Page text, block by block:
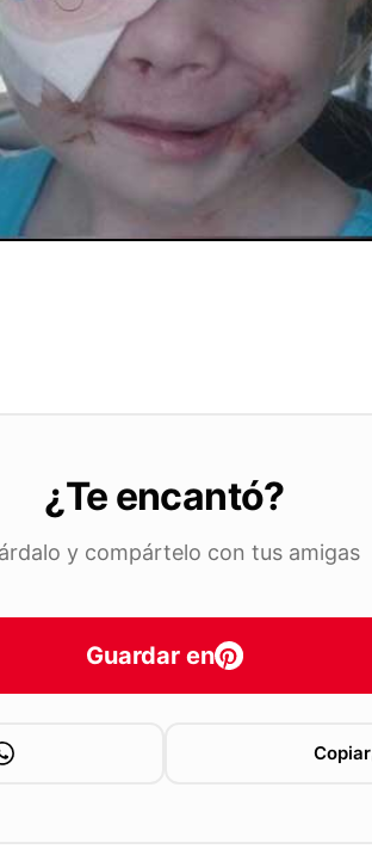
¿Te encantó?
y compártelo con tus amigas
Guardar en
Copiar